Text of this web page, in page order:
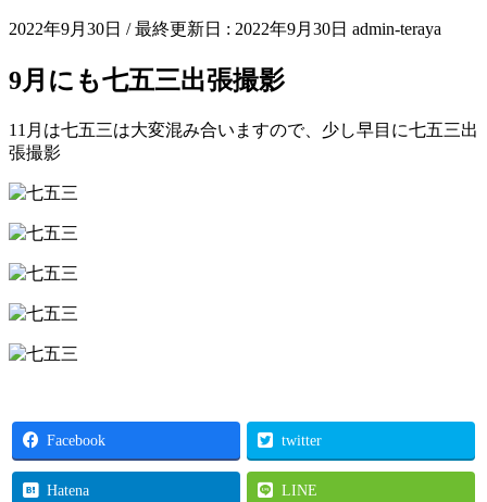
2022年9月30日 / 最終更新日 : 2022年9月30日 admin-teraya
9月にも七五三出張撮影
11月は七五三は大変混み合いますので、少し早目に七五三出
張撮影
Facebook twitter
Hatena LINE